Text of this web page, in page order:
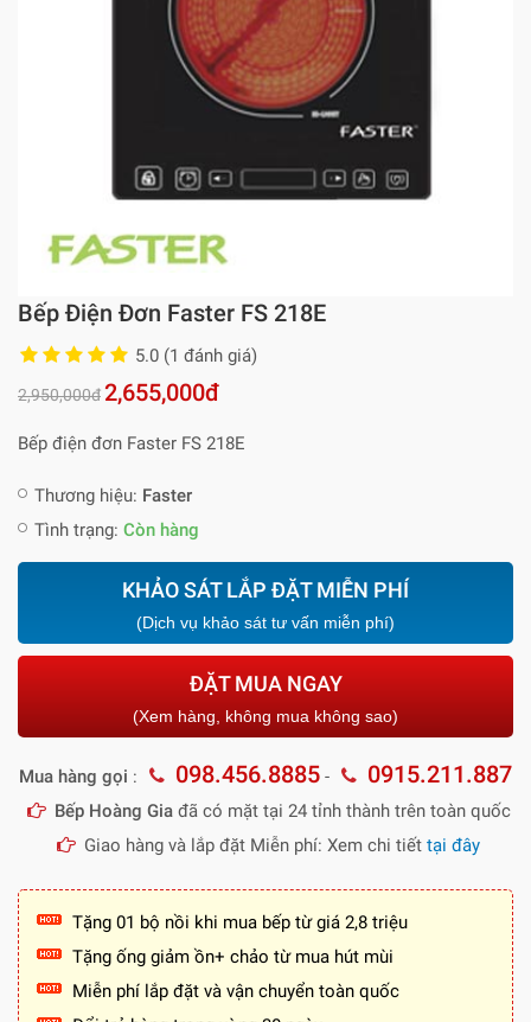
Bếp Điện Đơn Faster FS 218E
5.0 (1 đánh giá)
2,950,000đ2,655,000đ
Bếp điện đơn Faster FS 218E
Thương hiệu: Faster
Tình trạng: Còn hàng
KHẢO SÁT LẮP ĐẶT MIỄN PHÍ
(Dịch vụ khảo sát tư vấn miễn phí)
ĐẶT MUA NGAY
(Xem hàng, không mua không sao)
Mua hàng gọi : 098.456.8885 - 0915.211.887
Bếp Hoàng Giađã có mặt tại 24 tỉnh thành trên toàn quốc
Giao hàng và lắp đặt Miễn phí: Xem chi tiết tại đây
Tặng 01 bộ nồi khi mua bếp từ giá 2,8 triệu
Tặng ống giảm ồn+ chảo từ mua hút mùi
Miễn phí lắp đặt và vận chuyển toàn quốc